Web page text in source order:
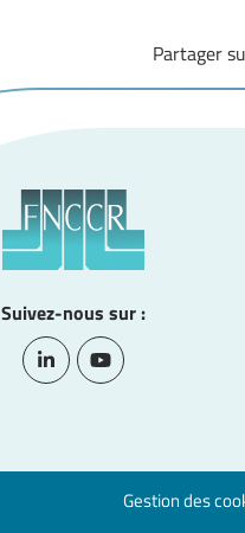
Partager
Suivez-nous sur :
Lien vers le compte
Lien vers la chaîne
Gestion des